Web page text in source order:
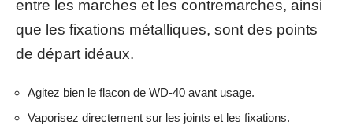
entre les marches et les contremarches, ainsi
que les fixations métalliques, sont des points
de départ idéaux.
Agitez bien le flacon de WD-40 avant usage.
Vaporisez directement sur les joints et les fixations.